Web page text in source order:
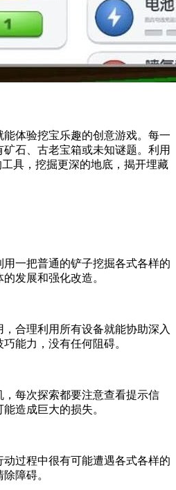
体验挖宝乐趣的创意游戏。每一
石、古老宝箱或未知谜题。利用
具，挖掘更深的地底，揭开埋藏
一把普通的铲子挖掘各式各样的
发展和强化改造。
合理利用所有设备就能协助深入
能力，没有任何阻碍。
每次探索都要注意查看提示信
造成巨大的损失。
过程中很有可能遭遇各式各样的
障碍。